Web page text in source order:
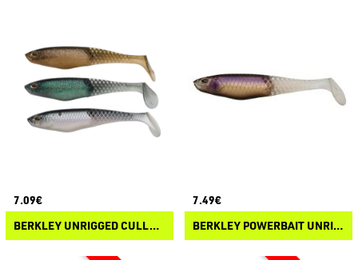
7.09€
BERKLEY UNRIGGED CULLSHAD MIXPACK
7.49€
BERKLEY POWERBAIT UNRIGGED CULLSHAD